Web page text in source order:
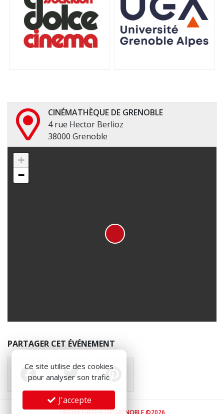
CINÉMATHÈQUE DE GRENOBLE
4 rue Hector Berlioz
38000 Grenoble
+
−
PARTAGER CET ÉVÉNEMENT
Ce site utilise des cookies
pour analyser son trafic
J'accepte